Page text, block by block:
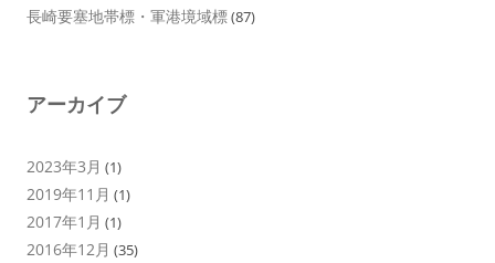
長崎要塞地帯標・軍港境域標(87)
アーカイブ
2023年3月 (1)
2019年11月 (1)
2017年1月 (1)
2016年12月 (35)